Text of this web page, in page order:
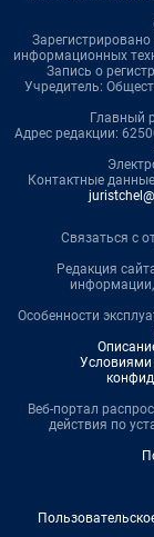
информационных
Запись о
Учредитель:
Главный
Адрес редакции:
Контактные
Связаться с
Редакция
Особенности
Условиями
Веб-портал
действия по